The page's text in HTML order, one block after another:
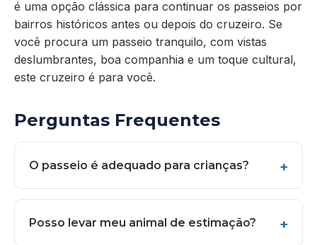
é uma opção clássica para continuar os passeios por
bairros históricos antes ou depois do cruzeiro. Se
você procura um passeio tranquilo, com vistas
deslumbrantes, boa companhia e um toque cultural,
este cruzeiro é para você.
Perguntas Frequentes
O passeio é adequado para crianças?
Posso levar meu animal de estimação?